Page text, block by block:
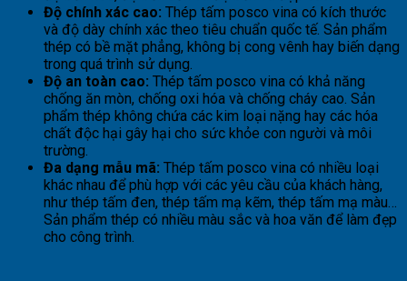
Độ chính xác cao: Thép tấm posco vina có kích thước
và độ dày chính xác theo tiêu chuẩn quốc tế. Sản phẩm
thép có bề mặt phẳng, không bị cong vênh hay biến dạng
trong quá trình sử dụng.
Độ an toàn cao: Thép tấm posco vina có khả năng
chống ăn mòn, chống oxi hóa và chống cháy cao. Sản
phẩm thép không chứa các kim loại nặng hay các hóa
chất độc hại gây hại cho sức khỏe con người và môi
trường.
Đa dạng mẫu mã: Thép tấm posco vina có nhiều loại
khác nhau để phù hợp với các yêu cầu của khách hàng,
như thép tấm đen, thép tấm mạ kẽm, thép tấm mạ màu…
Sản phẩm thép có nhiều màu sắc và hoa văn để làm đẹp
cho công trình.